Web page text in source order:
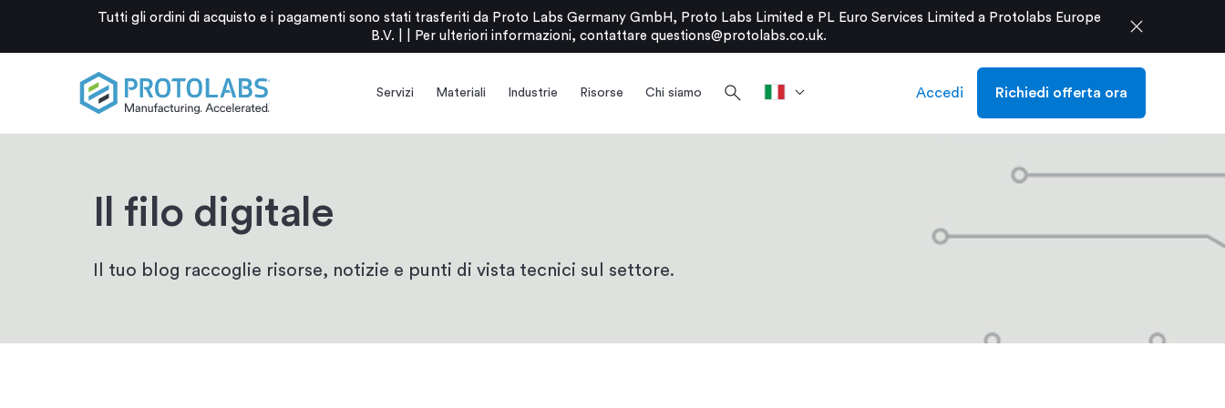
Tutti gli ordini di acquisto e i pagamenti sono stati trasferiti da Proto Labs Germany GmbH, Proto Labs Limited e PL Euro Services Limited a Protolabs Europe
B.V. |
Per ulteriori informazioni, contattare questions@protolabs.co.uk. close
Servizi Materiali Industrie Risorse Chi siamo search Accedi Richiedi offerta ora
Il filo digitale
Il tuo blog raccoglie risorse, notizie e punti di vista tecnici sul settore.